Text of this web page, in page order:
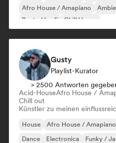
Afro House / Amapiano
Beats / Lo-fi
Chill House
Gusty
Playlist-Kurator
> 2500 Antworten
Acid-HouseAfro House /
Chill out
Künstler zu meinen
House Afro House / Amapiano
Dance
Electronica Funky /